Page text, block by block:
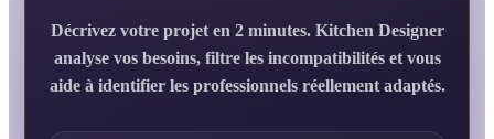
Décrivez votre projet en 2 minutes. Kitchen Designer
analyse vos besoins, filtre les incompatibilités et vous
aide à identifier les professionnels réellement adaptés.